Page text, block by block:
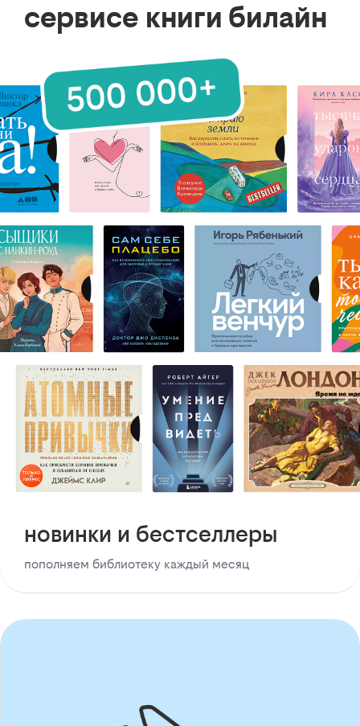
сервисе книги билайн
новинки и бестселлеры
пополняем библиотеку каждый месяц